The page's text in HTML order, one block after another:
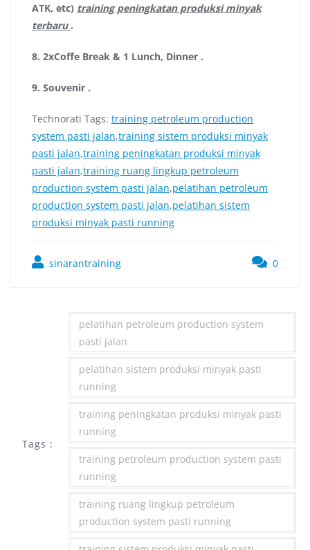
ATK, etc) training peningkatan produksi minyak
terbaru .
8. 2xCoffe Break & 1 Lunch, Dinner .
9. Souvenir .
Technorati Tags: training petroleum production
system pasti jalan,training sistem produksi minyak
pasti jalan,training peningkatan produksi minyak
pasti jalan,training ruang lingkup petroleum
production system pasti jalan,pelatihan petroleum
production system pasti jalan,pelatihan sistem
produksi minyak pasti running
sinarantraining 0
Tags :
pelatihan petroleum production system
pasti jalan
pelatihan sistem produksi minyak pasti
running
training peningkatan produksi minyak pasti
running
training petroleum production system pasti
running
training ruang lingkup petroleum
production system pasti running